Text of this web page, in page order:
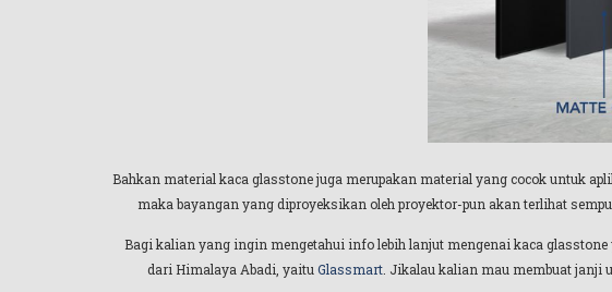
Bahkan material kaca glasstone juga merupakan material yang cocok untuk
maka bayangan yang diproyeksikan oleh proyektor-pun akan terlihat
Bagi kalian yang ingin mengetahui info lebih lanjut mengenai kaca
dari Himalaya Abadi, yaitu Glassmart . Jikalau kalian mau membuat